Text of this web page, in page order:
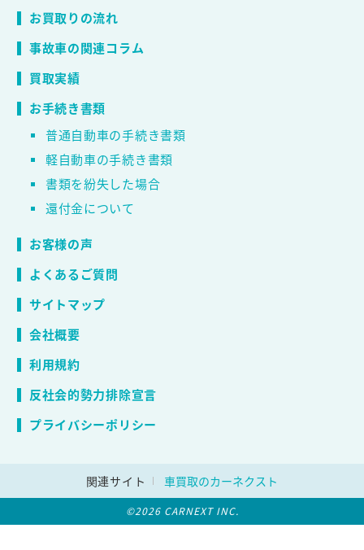
お買取りの流れ
事故車の関連コラム
買取実績
お手続き書類
普通自動車の手続き書類
軽自動車の手続き書類
書類を紛失した場合
還付金について
お客様の声
よくあるご質問
サイトマップ
会社概要
利用規約
反社会的勢力排除宣言
プライバシーポリシー
関連サイト 車買取のカーネクスト
©2026 CARNEXT INC.